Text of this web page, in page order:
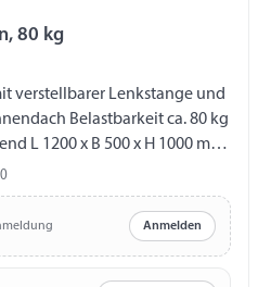
80 kg
verstellbarer Lenkstange und
Belastbarkeit ca. 80 kg
L 1200 x B 500 x H 1000 mm
x 240 mm Maße
350 x 750 mm Material
waschbar
Eigengewicht 14,8 kg Farbe
Anmelden